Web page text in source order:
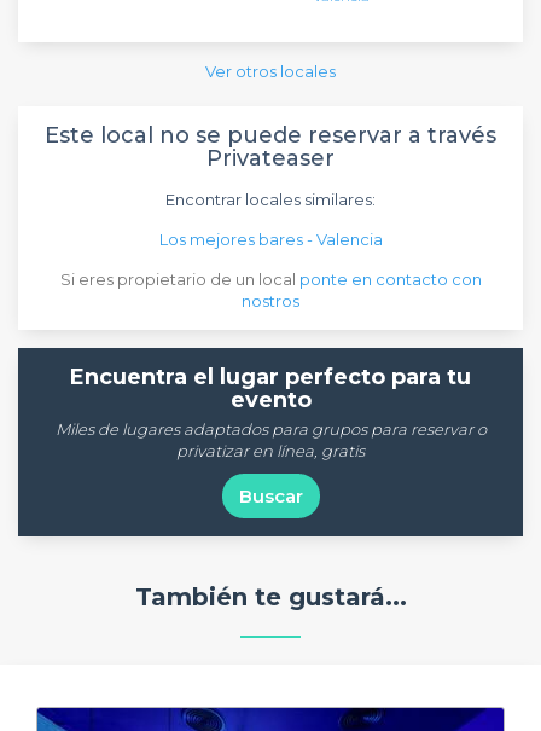
Ver otros locales
Este local no se puede reservar a través
Privateaser
Encontrar locales similares:
Los mejores bares - Valencia
Si eres propietario de un local ponte en contacto con
nostros
Encuentra el lugar perfecto para tu
evento
Miles de lugares adaptados para grupos para reservar o
privatizar en línea, gratis
Buscar
También te gustará...